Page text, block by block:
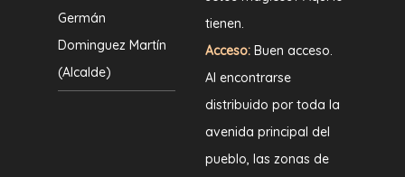
Germán
Dominguez Martín
(Alcalde)
tienen.
Acceso: Buen acceso.
Al encontrarse
distribuido por toda la
avenida principal del
pueblo, las zonas de